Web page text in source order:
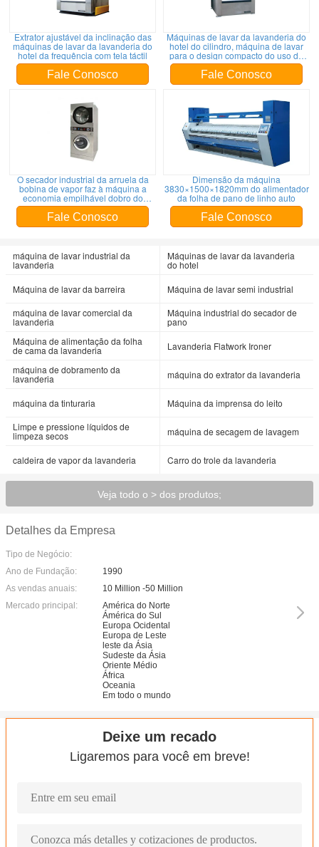
Extrator ajustável da inclinação das
máquinas de lavar da lavanderia do
hotel da frequência com tela táctil
Fale Conosco
Máquinas de lavar da lavanderia do
hotel do cilindro, máquina de lavar
para o design compacto do uso do
hotel
Fale Conosco
O secador industrial da arruela da
bobina de vapor faz à máquina a
economia empilhável dobro do
espaço
Fale Conosco
Dimensão da máquina
3830×1500×1820mm do alimentador
da folha de pano de linho auto
Fale Conosco
máquina de lavar industrial da
lavanderia
Máquinas de lavar da lavanderia
do hotel
Máquina de lavar da barreira
Máquina de lavar semi industrial
máquina de lavar comercial da
lavanderia
Máquina industrial do secador de
pano
Máquina de alimentação da folha
de cama da lavanderia
Lavanderia Flatwork Ironer
máquina de dobramento da
lavanderia máquina do extrator da lavanderia
máquina da tinturaria
Máquina da imprensa do leito
Limpe e pressione líquidos de
limpeza secos máquina de secagem de lavagem
caldeira de vapor da lavanderia Carro do trole da lavanderia
Veja todo o > dos produtos;
Detalhes da Empresa
Tipo de Negócio:
Ano de Fundação:
1990
As vendas anuais:
10 Million -50 Million
Mercado principal:
América do Norte
Ámérica do Sul
Europa Ocidental
Europa de Leste
leste da Ásia
Sudeste da Ásia
Oriente Médio
África
Oceania
Em todo o mundo
Deixe um recado
Ligaremos para você em breve!